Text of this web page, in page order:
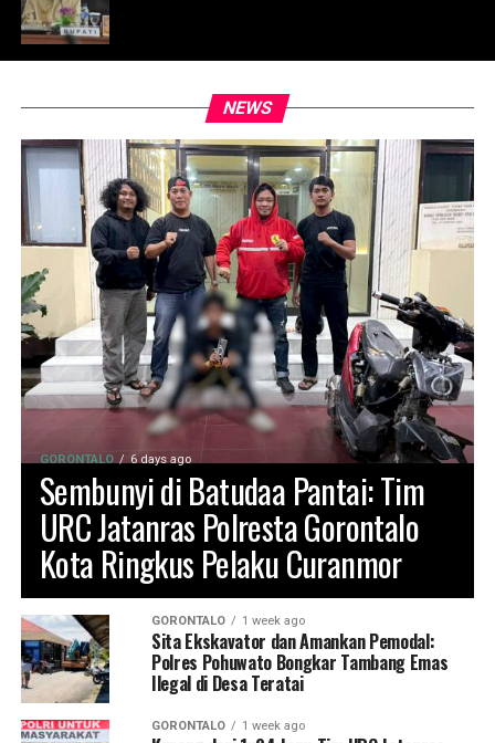
NEWS
GORONTALO 6 days ago
Sembunyi di Batudaa Pantai: Tim
URC Jatanras Polresta Gorontalo
Kota Ringkus Pelaku Curanmor
GORONTALO 1 week ago
Sita Ekskavator dan Amankan Pemodal:
Polres Pohuwato Bongkar Tambang Emas
Ilegal di Desa Teratai
GORONTALO 1 week ago